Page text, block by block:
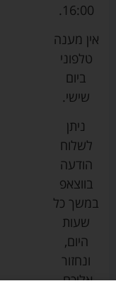
16:00.
אין מענה
טלפוני
ביום
שישי.
ניתן
לשלוח
הודעה
בווצאפ
במשך כל
שעות
היום,
ונחזור
אליכם.